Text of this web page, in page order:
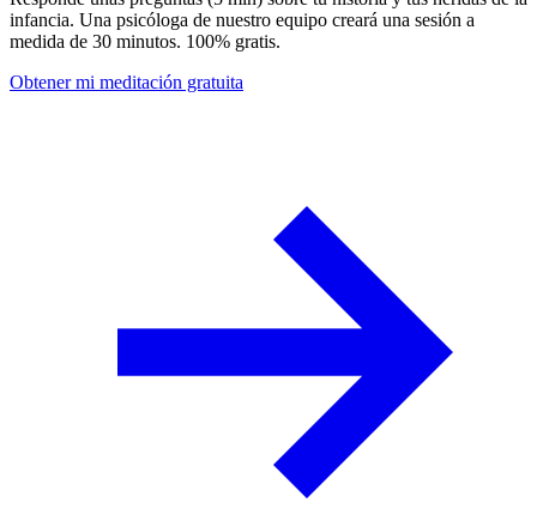
infancia. Una psicóloga de nuestro equipo creará una sesión a
medida de 30 minutos. 100% gratis.
Obtener mi meditación gratuita